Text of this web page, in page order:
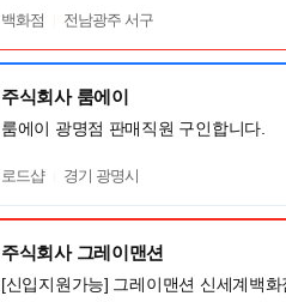
백화점 전남광주 서구
주식회사 룸에이
룸에이 광명점 판매직원 구인합니다.
로드샵 경기 광명시
주식회사 그레이맨션
[신입지원가능] 그레이맨션 신세계백